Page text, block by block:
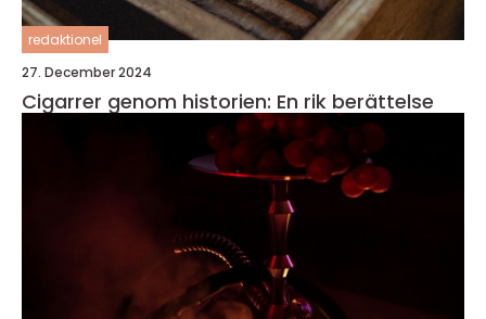
redaktionel
27. December 2024
Cigarrer genom historien: En rik berättelse